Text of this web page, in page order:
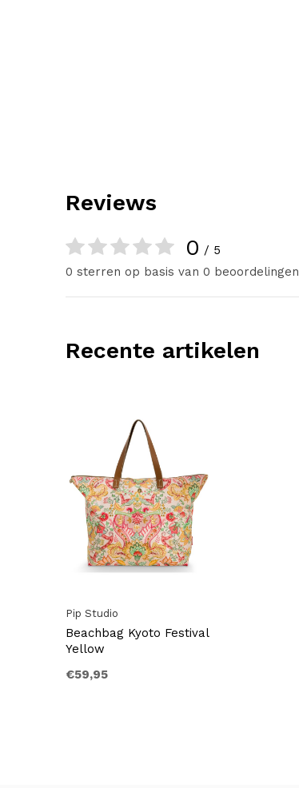
Reviews
0 / 5
0 sterren op basis van 0 beoordelingen
Recente artikelen
Pip Studio
Beachbag Kyoto Festival
Yellow
€59,95